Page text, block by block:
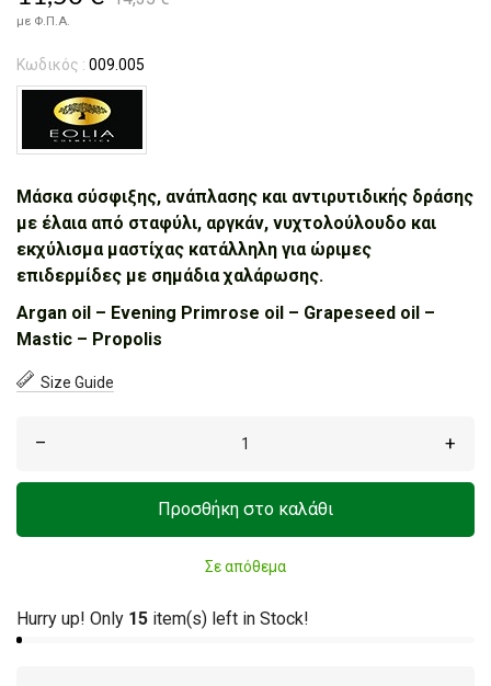
με Φ.Π.Α.
Κωδικός : 009.005
Μάσκα σύσφιξης, ανάπλασης και αντιρυτιδικής δράσης
με έλαια από σταφύλι, αργκάν, νυχτολούλουδο και
εκχύλισμα μαστίχας κατάλληλη για ώριμες
επιδερμίδες με σημάδια χαλάρωσης.
Argan oil – Evening Primrose oil – Grapeseed oil –
Mastic – Propolis
Size Guide
– +
Προσθήκη στο καλάθι
Σε απόθεμα
Hurry up! Only 15 item(s) left in Stock!